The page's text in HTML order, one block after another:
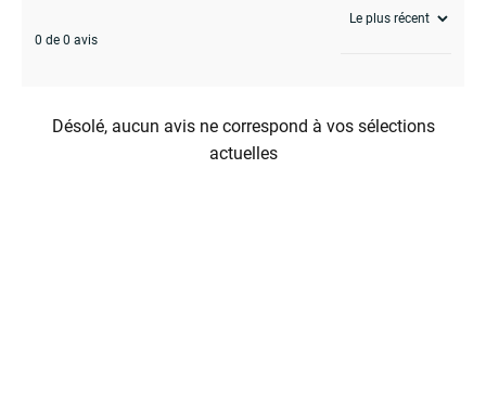
0 de 0 avis
Désolé, aucun avis ne correspond à vos sélections
actuelles